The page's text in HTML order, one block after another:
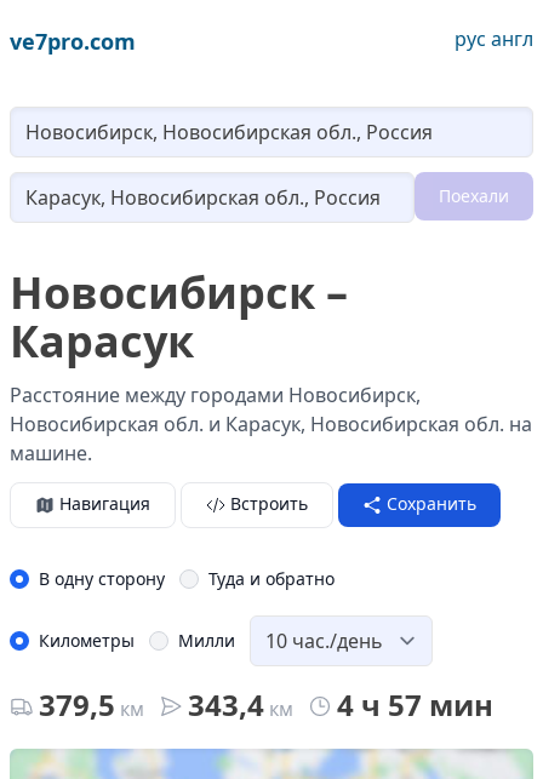
ve7pro.com рус англ
Loading...
Поехали
Новосибирск –
Карасук
Расстояние между городами Новосибирск,
Новосибирская обл. и Карасук, Новосибирская обл. на
машине.
Навигация Встроить Сохранить
В одну сторону Туда и обратно
Километры Милли
379,5 км 343,4 км 4 ч 57 мин